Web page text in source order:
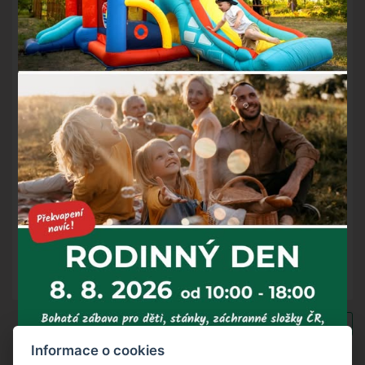
Dále máme na čepuRadegast Rázná desítkaa nejen pro
cyklistyBirell Pomelo&Grep.
Každý měsíc na rotující pípě uvedeme pivní speciál.
Přijměte tedy pozvání na Červenohorské sedlo,
vychutnejte si naše nová piva a užijte si Jeseníky jako na
dlani.
Těšíme se na vás.
Zpět na výpis novinek
Informace o cookies